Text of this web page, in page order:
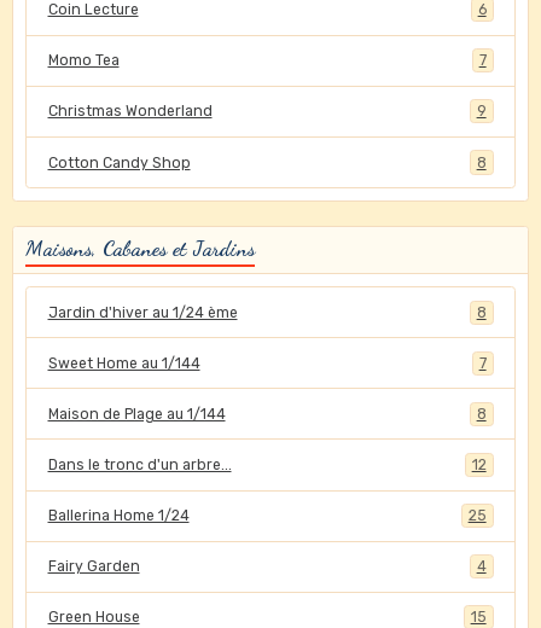
Coin Lecture 6
Momo Tea 7
Christmas Wonderland 9
Cotton Candy Shop 8
Maisons, Cabanes et Jardins
Jardin d'hiver au 1/24 ème 8
Sweet Home au 1/144 7
Maison de Plage au 1/144 8
Dans le tronc d'un arbre... 12
Ballerina Home 1/24 25
Fairy Garden 4
Green House 15